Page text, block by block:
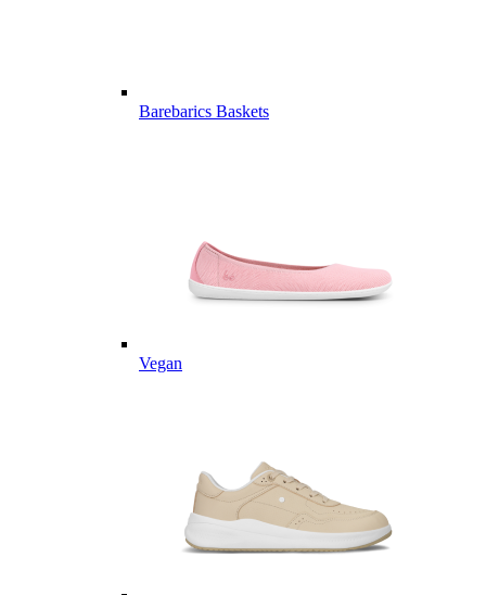
Barebarics Baskets
Vegan